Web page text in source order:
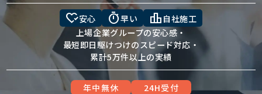
heart_check安心 timer早い leaderboard 自社施工
上場企業グループの安心感・
最短即日駆けつけのスピード対応・
累計5万件以上の実績
年中無休
24H受付